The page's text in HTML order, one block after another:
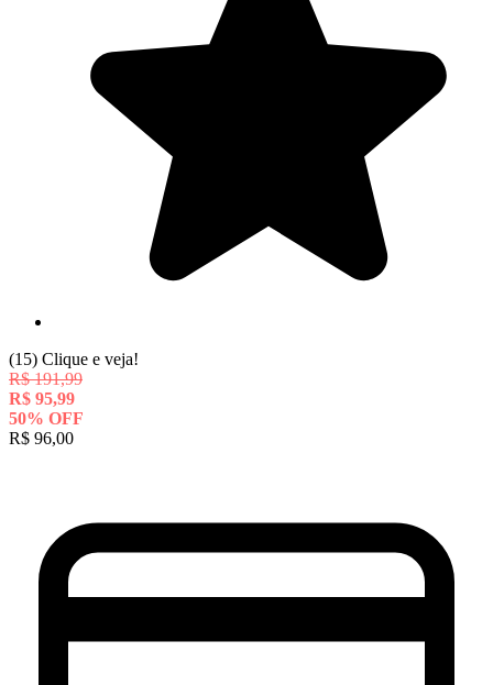
(15) Clique e veja!
R$191,99
R$ 95,99
50% OFF
R$ 96,00